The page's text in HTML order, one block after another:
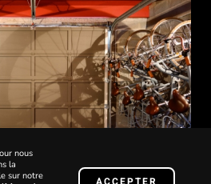
nous
la
sur notre